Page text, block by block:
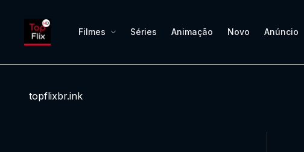
Filmes Séries Animação Novo Anúncio
topflixbr.ink